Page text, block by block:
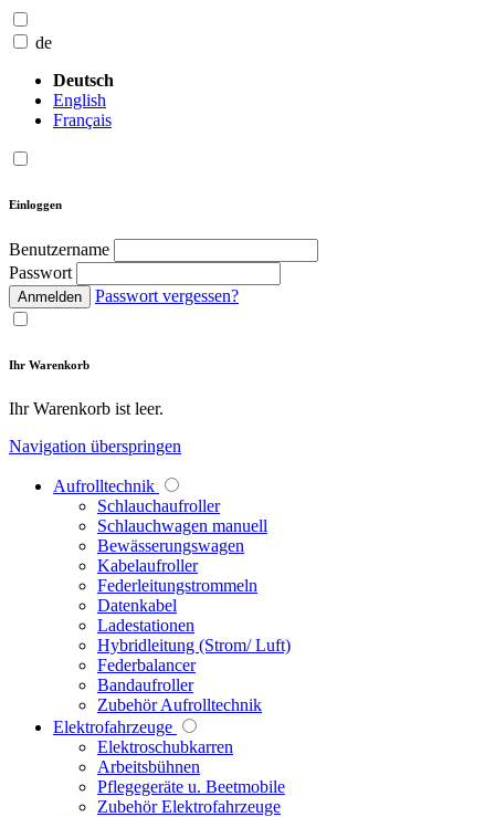
de
Deutsch
English
Français
Einloggen
Benutzername
Passwort
Anmelden Passwort vergessen?
Ihr Warenkorb
Ihr Warenkorb ist leer.
Navigation überspringen
Aufrolltechnik
Schlauchaufroller
Schlauchwagen manuell
Bewässerungswagen
Kabelaufroller
Federleitungstrommeln
Datenkabel
Ladestationen
Hybridleitung (Strom/ Luft)
Federbalancer
Bandaufroller
Zubehör Aufrolltechnik
Elektrofahrzeuge
Elektroschubkarren
Arbeitsbühnen
Pflegegeräte u. Beetmobile
Zubehör Elektrofahrzeuge